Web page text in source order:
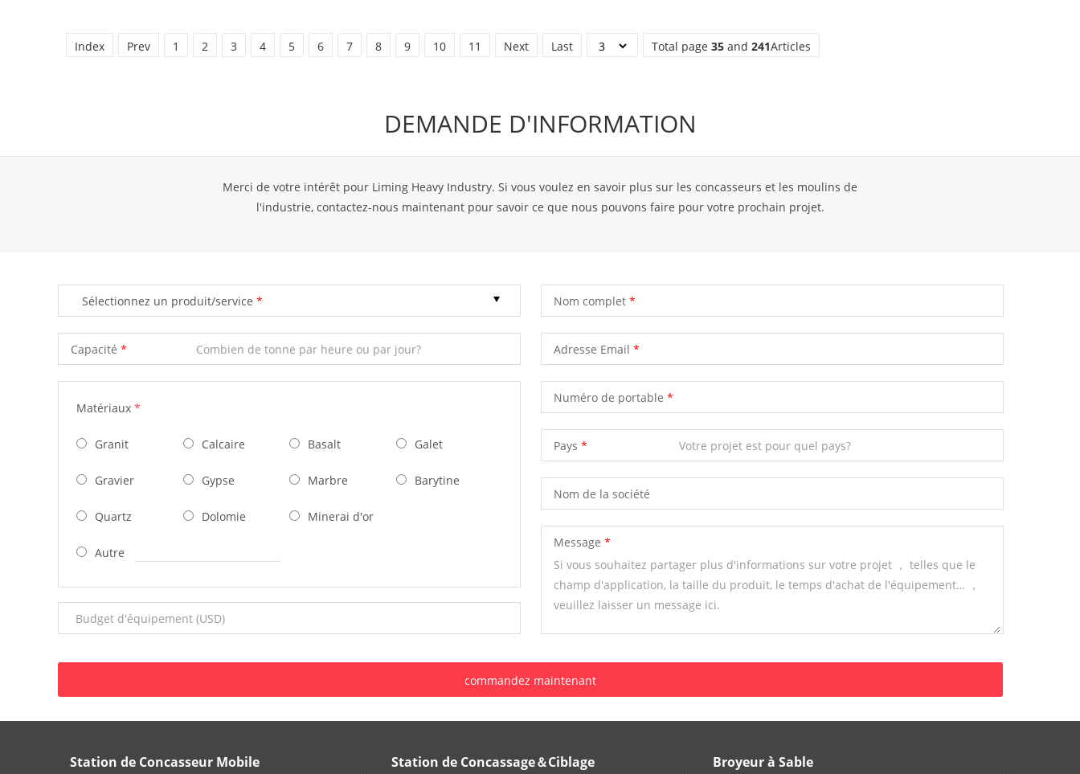
Index Prev 1 2 3 4 5 6 7 8 9 10 11 Next Last Total page 35 and 241Articles
DEMANDE D'INFORMATION
Merci de votre intérêt pour Liming Heavy Industry. Si vous voulez en savoir plus sur les concasseurs et les moulins de
l'industrie, contactez-nous maintenant pour savoir ce que nous pouvons faire pour votre prochain projet.
Sélectionnez un produit/service Nom complet
Capacité Adresse Email
Matériaux *
Granit Calcaire Basalt Galet
Gravier Gypse Marbre Barytine
Quartz Dolomie Minerai d'or
Autre
Numéro de portable
Pays
Nom de la société
Message
Station de Concasseur Mobile Station de Concassage＆Ciblage Broyeur à Sable